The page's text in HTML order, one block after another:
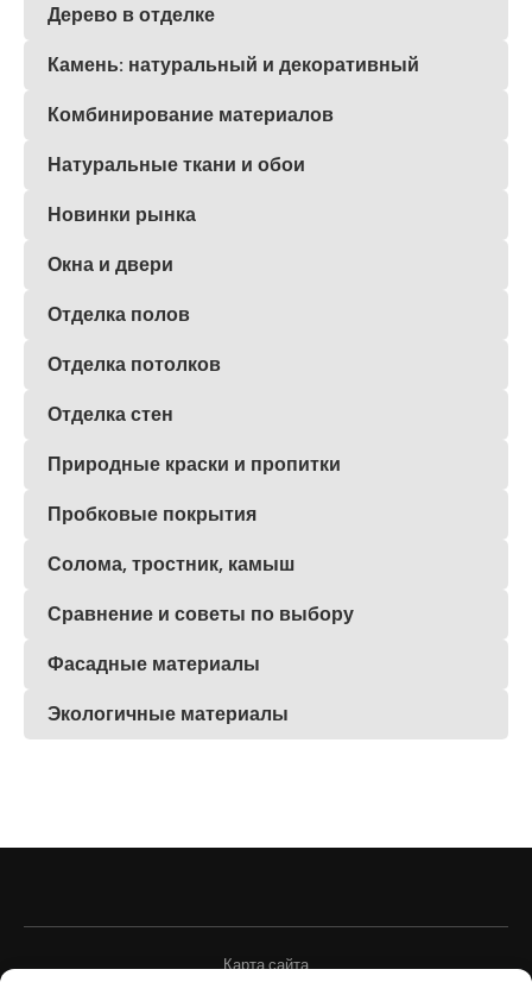
Дерево в отделке
Камень: натуральный и декоративный
Комбинирование материалов
Натуральные ткани и обои
Новинки рынка
Окна и двери
Отделка полов
Отделка потолков
Отделка стен
Природные краски и пропитки
Пробковые покрытия
Солома, тростник, камыш
Сравнение и советы по выбору
Фасадные материалы
Экологичные материалы
Карта сайта